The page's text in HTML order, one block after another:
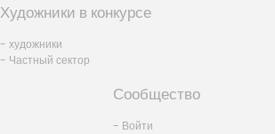
Художники в конкурсе
- художники
- Частный сектор
Сообщество
- Войти